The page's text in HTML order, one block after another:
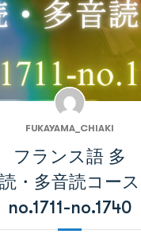
FUKAYAMA_CHIAKI
フランス語 多
読・多音読コース
no.1711-no.1740